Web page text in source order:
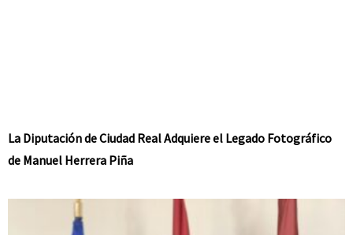
La Diputación de Ciudad Real Adquiere el Legado Fotográfico
de Manuel Herrera Piña